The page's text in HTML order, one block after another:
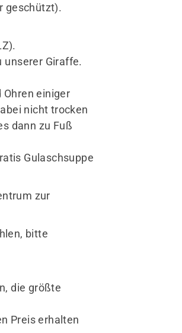
geschützt).
unserer Giraffe.
Ohren einiger
nicht trocken
dann zu Fuß
Gulaschsuppe
zur
bitte
die größte
Preis erhalten